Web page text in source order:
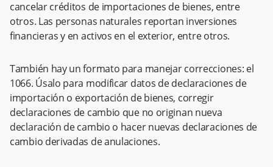
cancelar créditos de importaciones de bienes, entre
otros. Las personas naturales reportan inversiones
financieras y en activos en el exterior, entre otros.
También hay un formato para manejar correcciones: el
1066. Úsalo para modificar datos de declaraciones de
importación o exportación de bienes, corregir
declaraciones de cambio que no originan nueva
declaración de cambio o hacer nuevas declaraciones de
cambio derivadas de anulaciones.